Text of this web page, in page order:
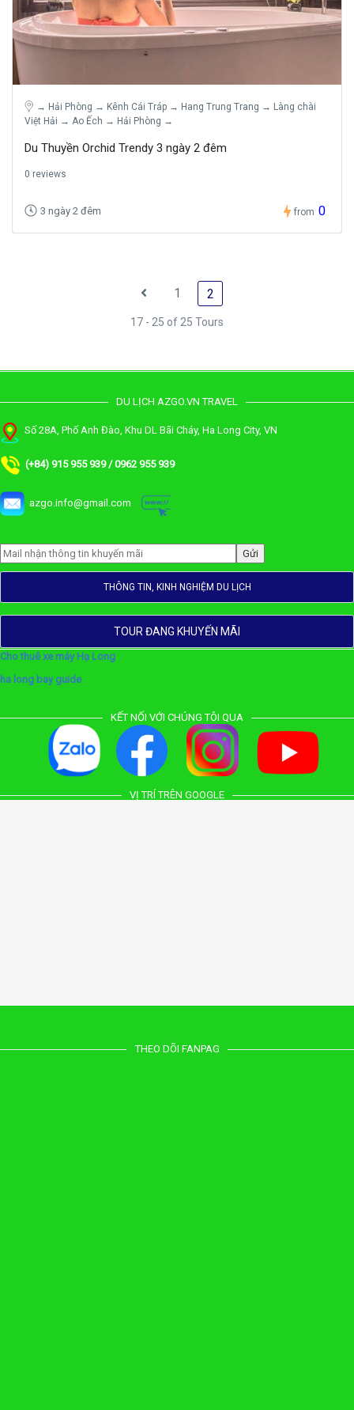
→ Hải Phòng → Kênh Cái Tráp → Hang Trung Trang → Làng chài
Việt Hải → Ao Ếch → Hải Phòng →
Du Thuyền Orchid Trendy 3 ngày 2 đêm
0 reviews
3 ngày 2 đêm from 0
1 2
17 - 25 of 25 Tours
DU LỊCH AZGO.VN TRAVEL
Số 28A, Phố Anh Đào, Khu DL Bãi Cháy, Ha Long City, VN
(+84) 915 955 939 / 0962 955 939
azgo.info@gmail.com
THÔNG TIN, KINH NGHIỆM DU LỊCH
TOUR ĐANG KHUYẾN MÃI
Cho thuê xe máy Hạ Long
ha long bay guide
KẾT NỐI VỚI CHÚNG TÔI QUA
VỊ TRÍ TRÊN GOOGLE
THEO DÕI FANPAG